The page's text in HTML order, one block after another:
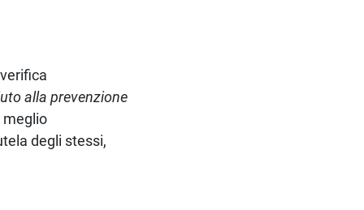
alla prevenzione
meglio
degli stessi,